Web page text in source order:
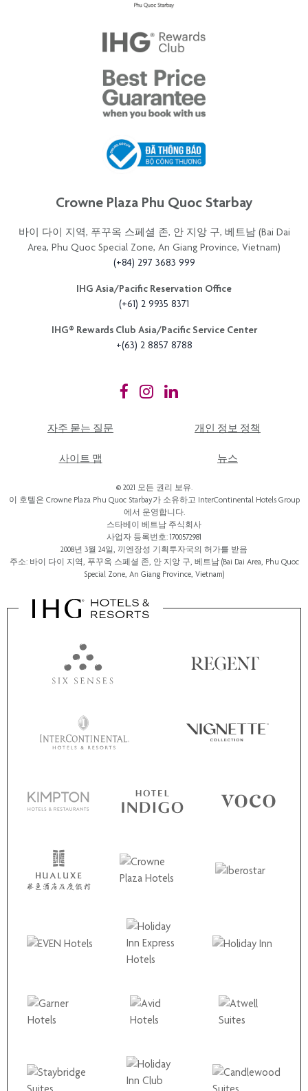
Crowne Plaza Phu Quoc Starbay
바이 다이 지역, 푸꾸옥 스페셜 존, 안 지앙 구, 베트남 (Bai Dai
Area, Phu Quoc Special Zone, An Giang Province, Vietnam)
(+84) 297 3683 999
IHG Asia/Pacific Reservation Office
(+61) 2 9935 8371
IHG®️ Rewards Club Asia/Pacific Service Center
+(63) 2 8857 8788
자주 묻는 질문 개인 정보 정책
사이트 맵 뉴스
© 2021 모든 권리 보유.
이 호텔은 Crowne Plaza Phu Quoc Starbay가 소유하고 InterContinental Hotels Group
에서 운영합니다.
스타베이 베트남 주식회사
사업자 등록번호: 1700572981
2008년 3월 24일, 끼엔장성 기획투자국의 허가를 받음
주소: 바이 다이 지역, 푸꾸옥 스페셜 존, 안 지앙 구, 베트남 (Bai Dai Area, Phu Quoc
Special Zone, An Giang Province, Vietnam)